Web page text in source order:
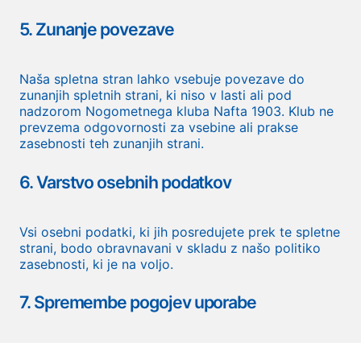
5. Zunanje povezave
Naša spletna stran lahko vsebuje povezave do
zunanjih spletnih strani, ki niso v lasti ali pod
nadzorom Nogometnega kluba Nafta 1903. Klub ne
prevzema odgovornosti za vsebine ali prakse
zasebnosti teh zunanjih strani.
6. Varstvo osebnih podatkov
Vsi osebni podatki, ki jih posredujete prek te spletne
strani, bodo obravnavani v skladu z našo politiko
zasebnosti, ki je na voljo.
7. Spremembe pogojev uporabe